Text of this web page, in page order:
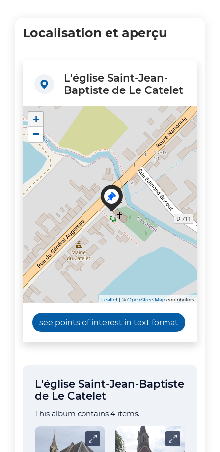
Localisation et aperçu
L'église Saint-Jean-
Baptiste de Le Catelet
+
−
Leaflet | ©OpenStreetMapcontributors
see points of interest in text format
L'église Saint-Jean-Baptiste
de Le Catelet
This album contains 4 items.
Carrousel Carrousel